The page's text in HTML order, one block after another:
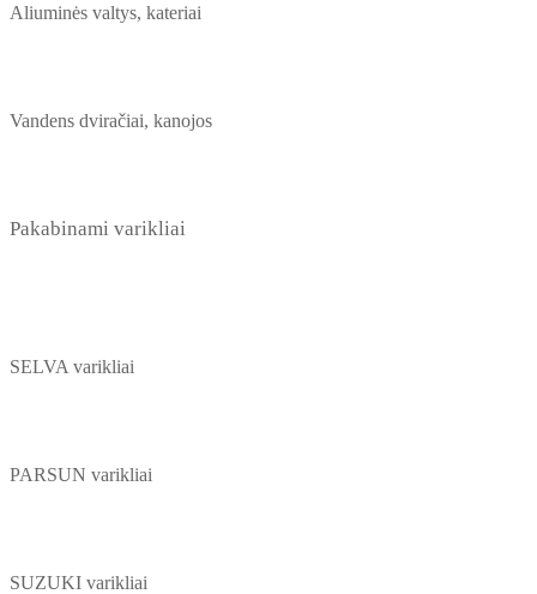
Aliuminės valtys, kateriai
Vandens dviračiai, kanojos
Pakabinami varikliai
SELVA varikliai
PARSUN varikliai
SUZUKI varikliai